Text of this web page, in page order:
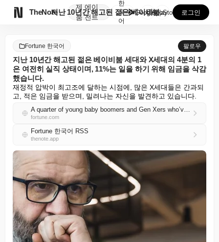
TheNote
제
품
에이
전트
지난 10년간 해고된 젊은 베이비붐 세대와 X세대의 4...
한
국
어
GooglePlay
AppStore 로그인
Fortune 한국어 팔로우
지난 10년간 해고된 젊은 베이비붐 세대와 X세대의 4분의 1
은 여전히 실직 상태이며, 11%는 일을 하기 위해 임금을 삭감
했습니다.
재정적 압박이 최고조에 달하는 시점에, 많은 X세대들은 간과되
고, 적은 임금을 받으며, 밀려나는 자신을 발견하고 있습니다.
A quarter of young baby boomers and Gen Xers who’ve been laid off in the last decade are still unemployed—and 11% have taken pay cuts to work
fortune.com
Fortune 한국어 RSS
thenote.app